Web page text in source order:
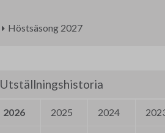
Höstsäsong 2027
Utställningshistoria
2026 2025 2024